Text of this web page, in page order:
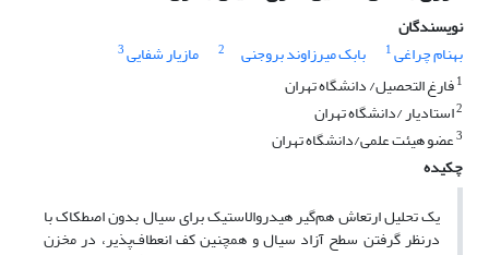
نویسندگان
بهنام چراغی1 بابک میرزاوند بروجنی 2 مازیار شفایی3
1فارغ التحصیل/ دانشگاه تهران
2استادیار /دانشگاه تهران
3عضو هیئت علمی/دانشگاه تهران
چکیده
یک تحلیل ارتعاش هم‌گیر هیدروالاستیک برای سیال بدون اصطکاک با
درنظر گرفتن سطح آزاد سیال و همچنین کف انعطاف‌پذیر، در مخزن